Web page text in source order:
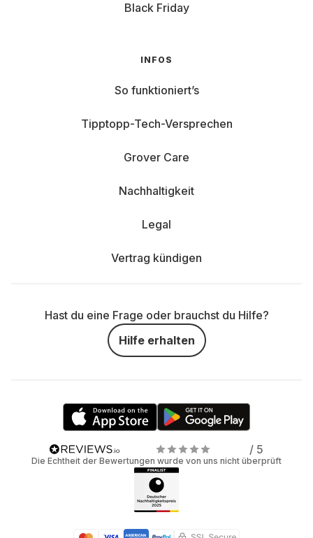
Black Friday
INFOS
So funktioniert’s
Tipptopp-Tech-Versprechen
Grover Care
Nachhaltigkeit
Legal
Vertrag kündigen
Hast du eine Frage oder brauchst du Hilfe?
Hilfe erhalten
/ 5
Die Echtheit der Bewertungen wurde von uns nicht überprüft